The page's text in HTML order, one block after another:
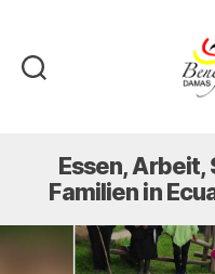
Essen, Arbeit,
Familien in